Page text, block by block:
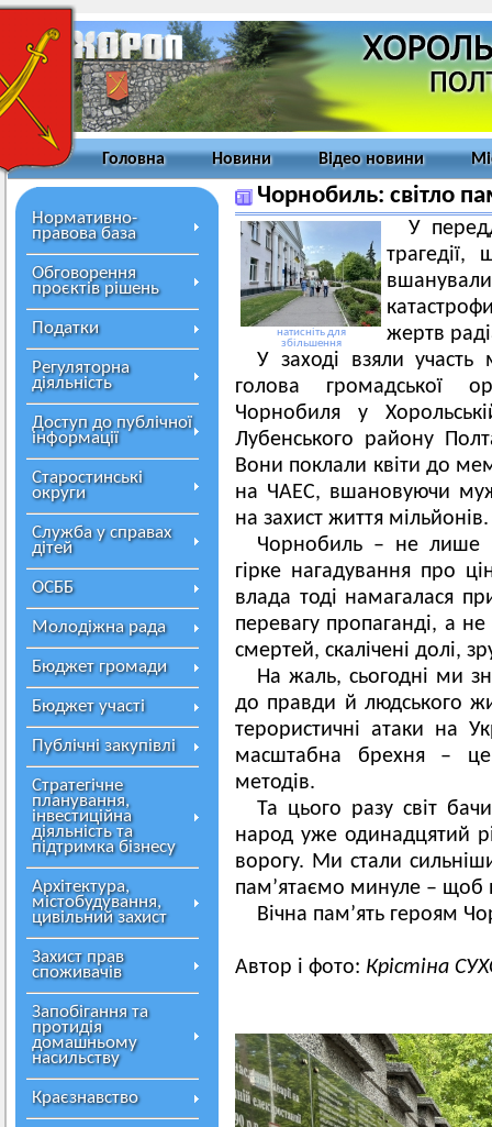
Головна Новини Відео новини
Нормативно-
правова база
Обговорення
проєктів рішень
Податки
Регуляторна
діяльність
Доступ до публічної
інформації
Старостинські
округи
Служба у справах
дітей
ОСББ
Молодіжна рада
Бюджет громади
Бюджет участі
Публічні закупівлі
Стратегічне
планування,
інвестиційна
діяльність та
підтримка бізнесу
Архітектура,
містобудування,
цивільний захист
Захист прав
споживачів
Запобігання та
протидія
домашньому
насильству
Краєзнавство
Чорнобиль: світло
натисніть для
збільшення
У
трагедії,
жертв
У заході взяли
голова громадської
Чорнобиля у
Лубенського району
Вони поклали квіти до
на ЧАЕС, вшановуючи
на захист життя мільйонів.
Чорнобиль – не лише
гірке нагадування про
влада тоді намагалася
перевагу пропаганді, а
смертей, скалічені долі,
На жаль, сьогодні ми
до правди й людського
терористичні атаки на
масштабна брехня – це
методів.
Та цього разу світ
народ уже одинадцятий
ворогу. Ми стали
пам’ятаємо минуле – щоб
Вічна пам’ять героям
Автор і фото: Крістіна